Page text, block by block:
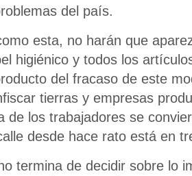
del país.
esta, no harán que
higiénico y todos los
del fracaso de este
tierras y empresas
de los trabajadores se
desde hace rato está en
termina de decidir sobre lo